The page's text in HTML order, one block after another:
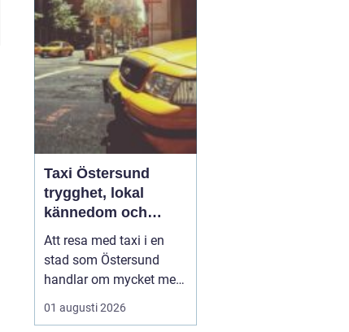
välgjutna stommar och
snygga ytor som håller
länge. För den som
planerar ett byg...
Taxi Östersund
trygghet, lokal
kännedom och
smidiga resor året
runt
Att resa med taxi i en
stad som Östersund
handlar om mycket mer
än att bara ta sig från
punkt A till punkt B.
01 augusti 2026